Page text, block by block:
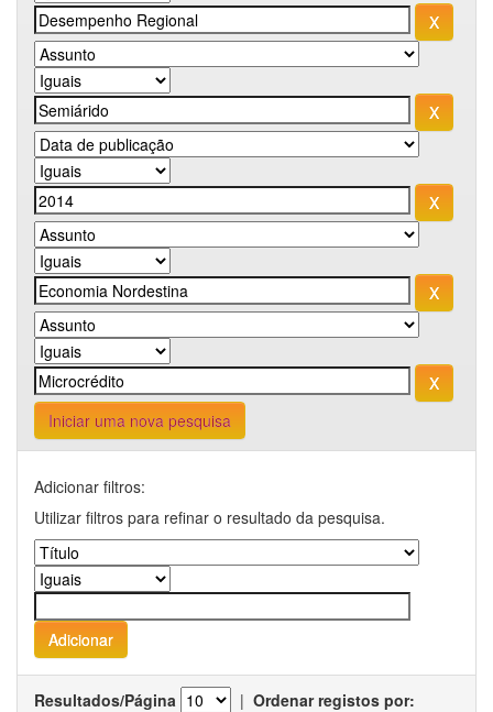
Iniciar uma nova pesquisa
Adicionar filtros:
Utilizar filtros para refinar o resultado da pesquisa.
Resultados/Página | Ordenar registos por: